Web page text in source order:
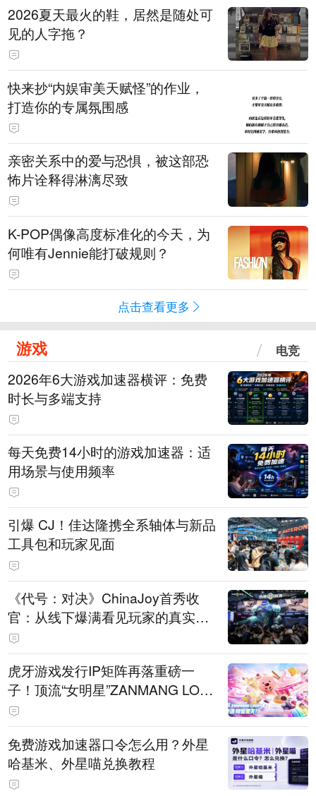
2026夏天最火的鞋，居然是随处可
见的人字拖？
快来抄“内娱审美天赋怪”的作业，
打造你的专属氛围感
亲密关系中的爱与恐惧，被这部恐
怖片诠释得淋漓尽致
K-POP偶像高度标准化的今天，为
何唯有Jennie能打破规则？
点击查看更多
游戏 电竞
2026年6大游戏加速器横评：免费
时长与多端支持
每天免费14小时的游戏加速器：适
用场景与使用频率
引爆 CJ！佳达隆携全系轴体与新品
工具包和玩家见面
《代号：对决》ChinaJoy首秀收
官：从线下爆满看见玩家的真实期
待
虎牙游戏发行IP矩阵再落重磅一
子！顶流“女明星”ZANMANG LOO
PY 正版3D消除手游《消消奇遇》
惊喜曝光
免费游戏加速器口令怎么用？外星
哈基米、外星喵兑换教程